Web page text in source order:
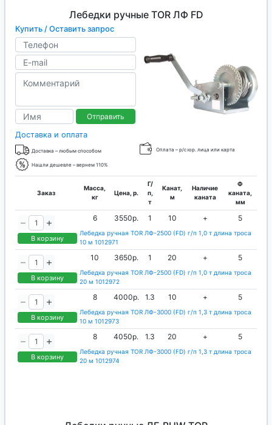
Лебедки ручные TOR ЛФ FD
Купить / Оставить запрос
Отправить
Доставка и оплата
Доставка – любым способом Оплата – р/с юр. лица или карта
Нашли дешевле – вернем 110%
Заказ
Масса,
кг
Цена, р.
Г/
п,
т
Канат,
м
Наличие
каната
Ф
каната,
мм
В корзину
6 3550р. 1 10 + 5
Лебедка ручная TOR ЛФ-2500 (FD) г/п 1,0 т длина троса
10 м 1012971
В корзину
10 3650р. 1 20 + 5
Лебедка ручная TOR ЛФ-2500 (FD) г/п 1,0 т длина троса
20 м 1012972
В корзину
8 4000р. 1.3 10 + 5
Лебедка ручная TOR ЛФ-3000 (FD) г/п 1,3 т длина троса
10 м 1012973
В корзину
8 4050р. 1.3 20 + 5
Лебедка ручная TOR ЛФ-3000 (FD) г/п 1,3 т длина троса
20 м 1012974